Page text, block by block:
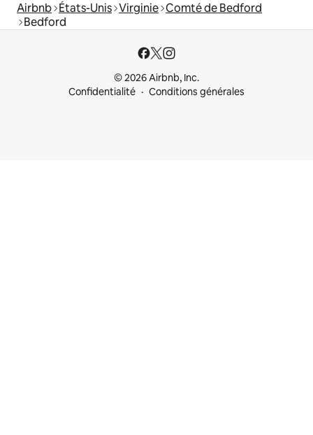
Airbnb États-Unis Virginie Comté de Bedford
Bedford
© 2026 Airbnb, Inc.
Confidentialité
Conditions générales